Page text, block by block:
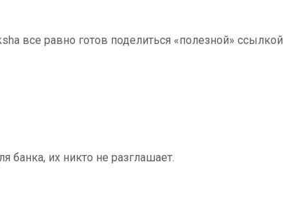
все равно готов поделиться «полезной» ссылкой
банка, их никто не разглашает.